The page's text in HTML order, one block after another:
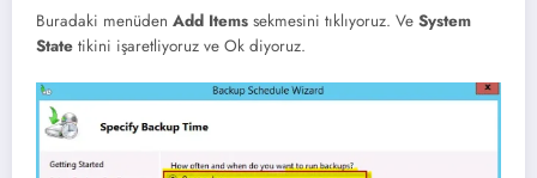
Buradaki menüden Add Items sekmesini tıklıyoruz. Ve System
State tikini işaretliyoruz ve Ok diyoruz.